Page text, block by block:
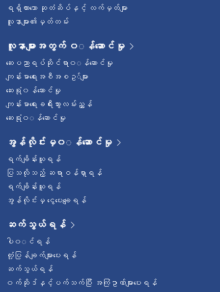
ရရှိထားသော ဆုတံဆိပ်နှင့် လက်မှတ်များ
လူနာများ၏မှတ်တမ်း
လူနာများအတွက် ၀◌န်ဆောင်မှု
ဆေးပညာရပ်ဆိုင်ရာ၀◌န်ဆောင်မှု
ကျန်းမာရေးအစီအစဥ◌်များ
ဆေးရုံ၀န်ဆောင်မှု
ကျန်းမာရေးခရီးသွားလမ်းညွှန်
ဆေးရုံ၀◌န်ဆောင်မှု
အွန်လိုင်းမှ၀◌န်ဆောင်မှု
ရက်ချိန်းယူရန်
ပြသလိုသည့် ဆရာဝန်ရှာရန်
ရက်ချိန်းယူရန်
အွန်လိုင်းမှ ငွေပေးချေရန်
ဆက်သွယ်ရန်
ပါ၀◌င်ရန်
တုံ့ပြန်ချက်များပေးရန်
ဆက်သွယ်ရန်
၀က်ဆိုဒ်နှင့်ပက်သက်ပြီး အကြံဥာဏ်များပေးရန်